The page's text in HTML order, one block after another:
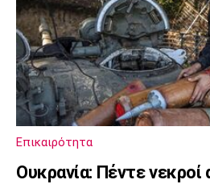
Μονακό
Ερυθρός
Αστέρας
Πόρτο
Επικαιρότητα
Ουκρανία: Πέντε